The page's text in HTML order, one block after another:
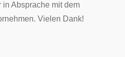
in Absprache mit dem
Vielen Dank!